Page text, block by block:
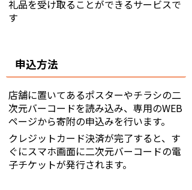
礼品を受け取ることができるサービスで
す
申込方法
店舗に置いてあるポスターやチラシの二
次元バーコードを読み込み、専用のWEB
ページから寄附の申込みを行います。
クレジットカード決済が完了すると、す
ぐにスマホ画面に二次元バーコードの電
子チケットが発行されます。